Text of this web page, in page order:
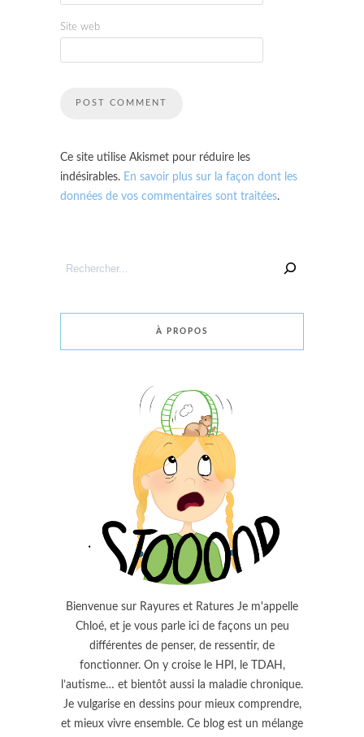
Site web
Ce site utilise Akismet pour réduire les
indésirables. En savoir plus sur la façon dont les
données de vos commentaires sont traitées.
un
À PROPOS
Bienvenue sur Rayures et Ratures Je m'appelle
Chloé, et je vous parle ici de façons un peu
différentes de penser, de ressentir, de
fonctionner. On y croise le HPI, le TDAH,
l’autisme… et bientôt aussi la maladie chronique.
Je vulgarise en dessins pour mieux comprendre,
et mieux vivre ensemble. Ce blog est un mélange